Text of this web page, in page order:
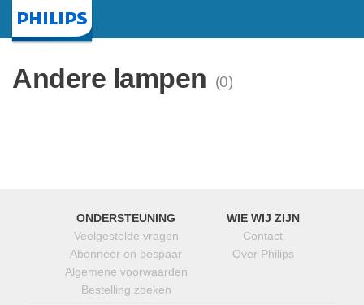
Andere lampen (0)
ONDERSTEUNING
Veelgestelde vragen
Abonneer en bespaar
Algemene voorwaarden
Bestelling zoeken
WIE WIJ ZIJN
Contact
Over Philips